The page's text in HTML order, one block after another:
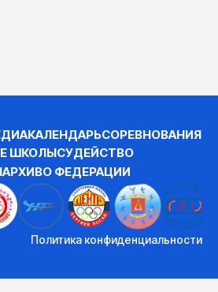
КАЛЕНДАРЬСОРЕВНОВАНИЯ
ШКОЛЫСУДЕЙСТВО
АРХИВО ФЕДЕРАЦИИ
Политика конфиденциальности